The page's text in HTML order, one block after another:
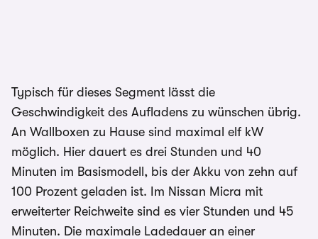
Typisch für dieses Segment lässt die
Geschwindigkeit des Aufladens zu wünschen übrig.
An Wallboxen zu Hause sind maximal elf kW
möglich. Hier dauert es drei Stunden und 40
Minuten im Basismodell, bis der Akku von zehn auf
100 Prozent geladen ist. Im Nissan Micra mit
erweiterter Reichweite sind es vier Stunden und 45
Minuten. Die maximale Ladedauer an einer